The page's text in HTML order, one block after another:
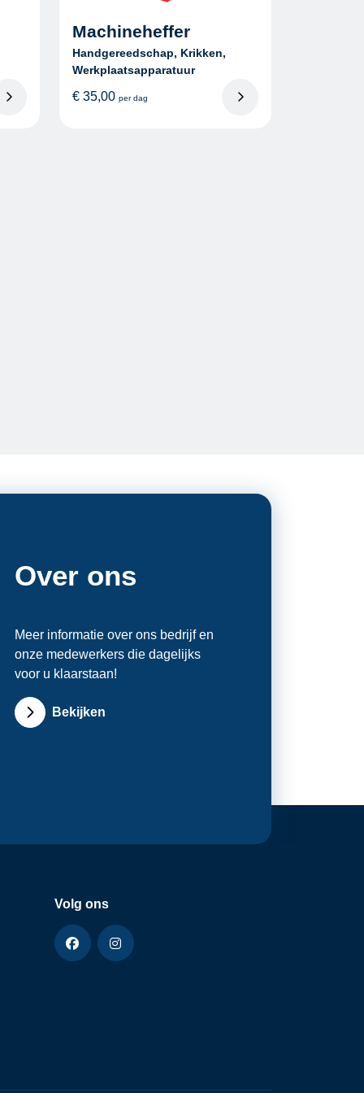
Machineheffer
Handgereedschap, Krikken,
Werkplaatsapparatuur
€35,00 per dag
Over ons
Meer informatie over ons bedrijf en
onze medewerkers die dagelijks
voor u klaarstaan!
Bekijken
Volg ons